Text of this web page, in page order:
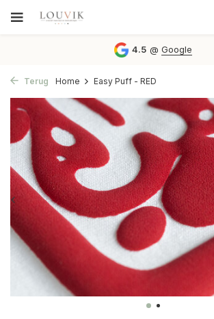
4.5 @Google
Terug Home Easy Puff - RED